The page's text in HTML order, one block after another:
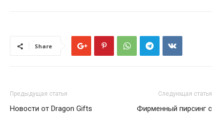
Share
Предыдущая статья
Новости от Dragon Gifts
Следующая статья
Фирменный пирсинг с